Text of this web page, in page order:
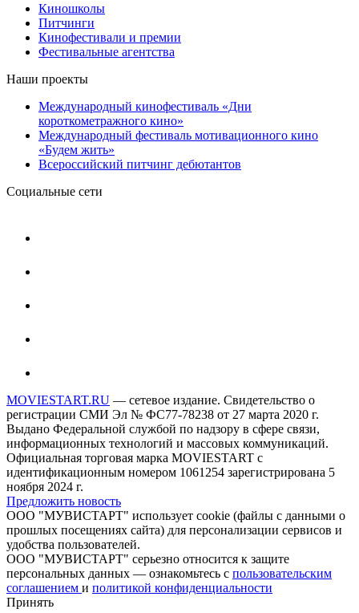
Киношколы
Питчинги
Кинофестивали и премии
Фестивальные агентства
Наши проекты
Международный кинофестиваль «Дни
короткометражного кино»
Международный фестиваль мотивационного кино
«Будем жить»
Всероссийский питчинг дебютантов
Социальные сети
MOVIESTART.RU — сетевое издание. Свидетельство о
регистрации СМИ Эл № ФС77-78238 от 27 марта 2020 г.
Выдано Федеральной службой по надзору в сфере связи,
информационных технологий и массовых коммуникаций.
Официальная торговая марка MOVIESTART с
идентификационным номером 1061254 зарегистрирована 5
ноября 2024 г.
Предложить новость
ООО "МУВИСТАРТ" использует cookie (файлы с данными о
прошлых посещениях сайта) для персонализации сервисов и
удобства пользователей.
ООО "МУВИСТАРТ" серьезно относится к защите
персональных данных — ознакомьтесь с пользовательским
соглашением и политикой конфиденциальности
Принять